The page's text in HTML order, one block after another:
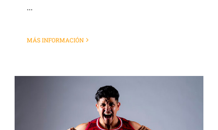
...
MÁS INFORMACIÓN